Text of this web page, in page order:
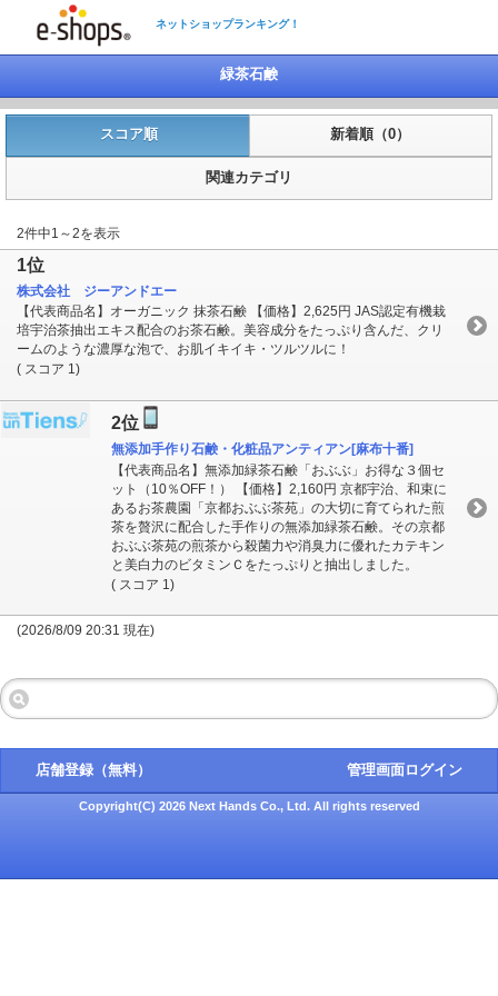
ネットショップランキング！
緑茶石鹸
スコア順 新着順（0）
関連カテゴリ
2件中1～2を表示
1位
株式会社 ジーアンドエー
【代表商品名】オーガニック 抹茶石鹸 【価格】2,625円 JAS認定有機栽
培宇治茶抽出エキス配合のお茶石鹸。美容成分をたっぷり含んだ、クリ
ームのような濃厚な泡で、お肌イキイキ・ツルツルに！
( スコア 1)
2位
無添加手作り石鹸・化粧品アンティアン[麻布十番]
【代表商品名】無添加緑茶石鹸「おぶぶ」お得な３個セ
ット（10％OFF！） 【価格】2,160円 京都宇治、和束に
あるお茶農園「京都おぶぶ茶苑」の大切に育てられた煎
茶を贅沢に配合した手作りの無添加緑茶石鹸。その京都
おぶぶ茶苑の煎茶から殺菌力や消臭力に優れたカテキン
と美白力のビタミンＣをたっぷりと抽出しました。
( スコア 1)
(2026/8/09 20:31 現在)
店舗登録（無料） 管理画面ログイン
Copyright(C) 2026 Next Hands Co., Ltd. All rights reserved